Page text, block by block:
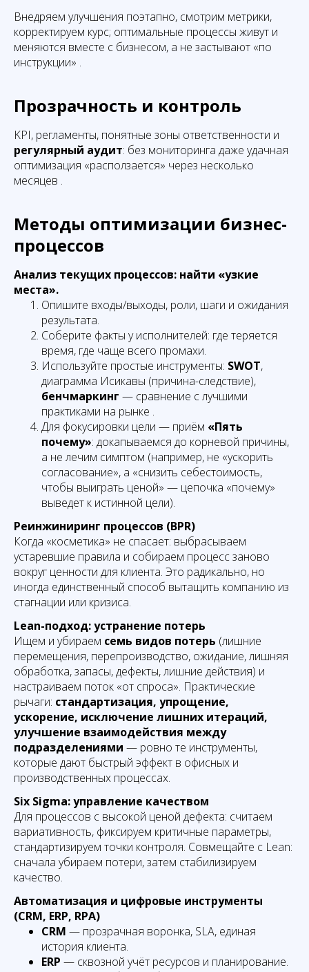
Внедряем улучшения поэтапно, смотрим метрики,
корректируем курс; оптимальные процессы живут и
меняются вместе с бизнесом, а не застывают «по
инструкции» .
Прозрачность и контроль
KPI, регламенты, понятные зоны ответственности и
регулярный аудит: без мониторинга даже удачная
оптимизация «расползается» через несколько
месяцев .
Методы оптимизации бизнес-
процессов
Анализ текущих процессов: найти «узкие
места».
Опишите входы/выходы, роли, шаги и ожидания
результата.
Соберите факты у исполнителей: где теряется
время, где чаще всего промахи.
Используйте простые инструменты: SWOT,
диаграмма Исикавы (причина-следствие),
бенчмаркинг — сравнение с лучшими
практиками на рынке .
Для фокусировки цели — приём «Пять
почему»: докапываемся до корневой причины,
а не лечим симптом (например, не «ускорить
согласование», а «снизить себестоимость,
чтобы выиграть ценой» — цепочка «почему»
выведет к истинной цели).
Реинжиниринг процессов (BPR)
Когда «косметика» не спасает: выбрасываем
устаревшие правила и собираем процесс заново
вокруг ценности для клиента. Это радикально, но
иногда единственный способ вытащить компанию из
стагнации или кризиса.
Lean-подход: устранение потерь
Ищем и убираем семь видов потерь (лишние
перемещения, перепроизводство, ожидание, лишняя
обработка, запасы, дефекты, лишние действия) и
настраиваем поток «от спроса». Практические
рычаги: стандартизация, упрощение,
ускорение, исключение лишних итераций,
улучшение взаимодействия между
подразделениями — ровно те инструменты,
которые дают быстрый эффект в офисных и
производственных процессах.
Six Sigma: управление качеством
Для процессов с высокой ценой дефекта: считаем
вариативность, фиксируем критичные параметры,
стандартизируем точки контроля. Совмещайте с Lean:
сначала убираем потери, затем стабилизируем
качество.
Автоматизация и цифровые инструменты
(CRM, ERP, RPA)
CRM — прозрачная воронка, SLA, единая
история клиента.
ERP — сквозной учёт ресурсов и планирование.